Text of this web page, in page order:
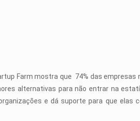
Farm mostra que 74% das
alternativas para não entrar na
e dá suporte para que elas